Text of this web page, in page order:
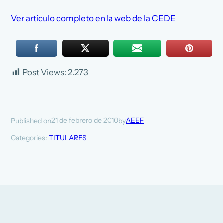
Ver artículo completo en la web de la CEDE
Post Views: 2.273
Published on21 de febrero de 2010byAEEF
Categories:TITULARES